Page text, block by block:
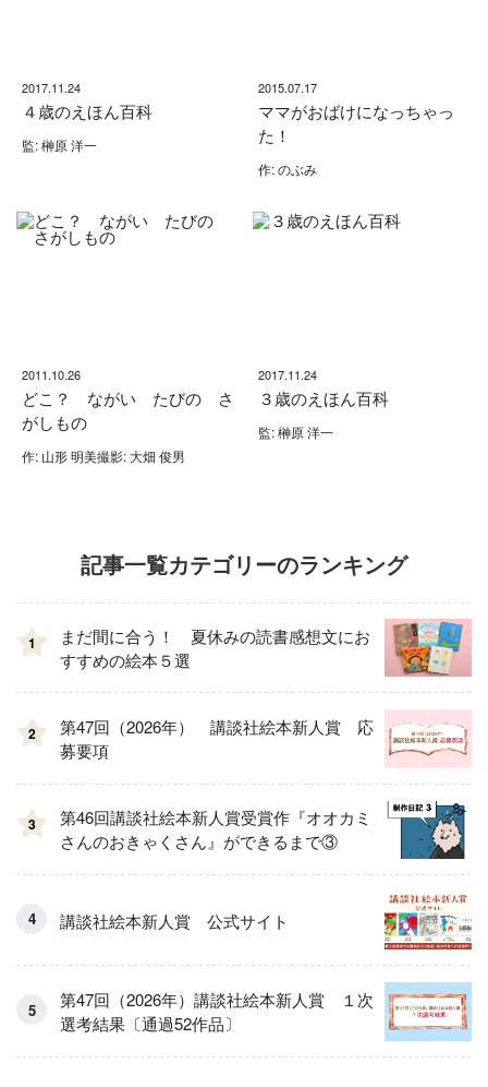
2017.11.24
４歳のえほん百科
監: 榊原 洋一
2015.07.17
ママがおばけになっちゃっ
た！
作: のぶみ
2011.10.26
どこ？ ながい たびの さ
がしもの
作: 山形 明美撮影: 大畑 俊男
2017.11.24
３歳のえほん百科
監: 榊原 洋一
記事一覧カテゴリーのランキング
1
まだ間に合う！ 夏休みの読書感想文にお
すすめの絵本５選
2
第47回（2026年） 講談社絵本新人賞 応
募要項
3
第46回講談社絵本新人賞受賞作『オオカミ
さんのおきゃくさん』ができるまで③
講談社絵本新人賞 公式サイト
第47回（2026年）講談社絵本新人賞 １次
選考結果〔通過52作品〕